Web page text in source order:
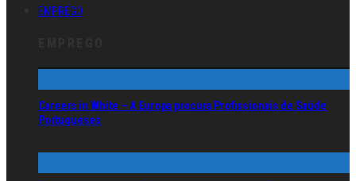
EMPREGO
Careers in White – A Europa procura Profissionais de Saúde
Portugueses